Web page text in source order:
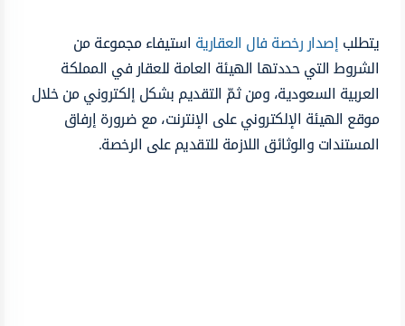
يتطلبإصدار رخصة فال العقارية استيفاء مجموعة من
الشروط التي حددتها الهيئة العامة للعقار في المملكة
العربية السعودية، ومن ثمّ التقديم بشكل إلكتروني من خلال
موقع الهيئة الإلكتروني على الإنترنت، مع ضرورة إرفاق
المستندات والوثائق اللازمة للتقديم على الرخصة.